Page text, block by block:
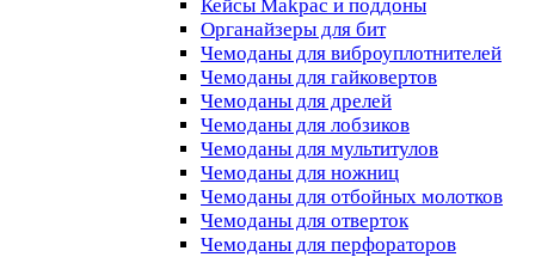
Кейсы Makpac и поддоны
Органайзеры для бит
Чемоданы для виброуплотнителей
Чемоданы для гайковертов
Чемоданы для дрелей
Чемоданы для лобзиков
Чемоданы для мультитулов
Чемоданы для ножниц
Чемоданы для отбойных молотков
Чемоданы для отверток
Чемоданы для перфораторов